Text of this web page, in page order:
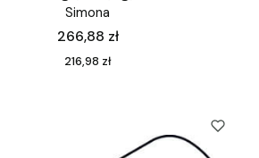
Simona
Cena
266,88 zł
Cena
216,98 zł